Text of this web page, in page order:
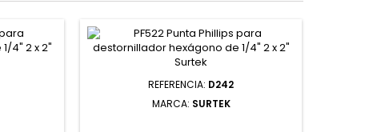
REFERENCIA: D242
MARCA: SURTEK